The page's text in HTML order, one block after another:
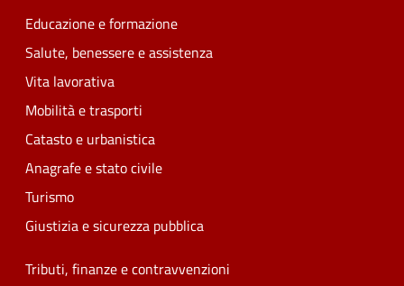
Educazione e formazione
Salute, benessere e assistenza
Vita lavorativa
Mobilità e trasporti
Catasto e urbanistica
Anagrafe e stato civile
Turismo
Giustizia e sicurezza pubblica
Tributi, finanze e contravvenzioni